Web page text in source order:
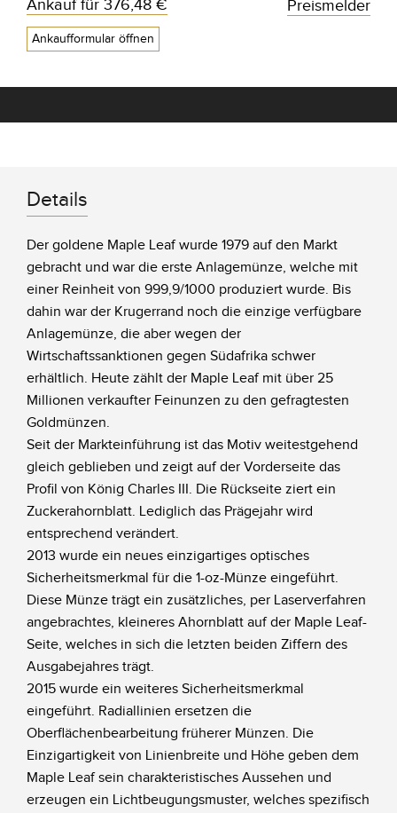
Ankauf für 376,48 €
Ankaufformular öffnen
Preismelder
Details
Der goldene Maple Leaf wurde 1979 auf den Markt
gebracht und war die erste Anlagemünze, welche mit
einer Reinheit von 999,9/1000 produziert wurde. Bis
dahin war der Krugerrand noch die einzige verfügbare
Anlagemünze, die aber wegen der
Wirtschaftssanktionen gegen Südafrika schwer
erhältlich. Heute zählt der Maple Leaf mit über 25
Millionen verkaufter Feinunzen zu den gefragtesten
Goldmünzen.
Seit der Markteinführung ist das Motiv weitestgehend
gleich geblieben und zeigt auf der Vorderseite das
Profil von König Charles III. Die Rückseite ziert ein
Zuckerahornblatt. Lediglich das Prägejahr wird
entsprechend verändert.
2013 wurde ein neues einzigartiges optisches
Sicherheitsmerkmal für die 1-oz-Münze eingeführt.
Diese Münze trägt ein zusätzliches, per Laserverfahren
angebrachtes, kleineres Ahornblatt auf der Maple Leaf-
Seite, welches in sich die letzten beiden Ziffern des
Ausgabejahres trägt.
2015 wurde ein weiteres Sicherheitsmerkmal
eingeführt. Radiallinien ersetzen die
Oberflächenbearbeitung früherer Münzen. Die
Einzigartigkeit von Linienbreite und Höhe geben dem
Maple Leaf sein charakteristisches Aussehen und
erzeugen ein Lichtbeugungsmuster, welches spezifisch